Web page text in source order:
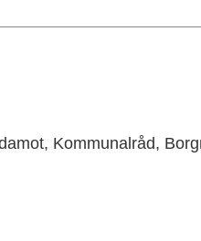
Kommunalråd,